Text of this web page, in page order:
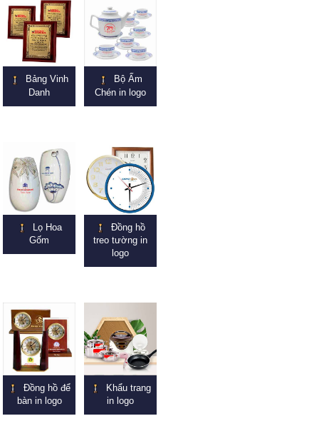
Bảng Vinh
Danh
Bộ Ấm
Chén in logo
Lọ Hoa
Gốm
Đồng hồ
treo tường in
logo
Đồng hồ để
bàn in logo
Khẩu trang
in logo